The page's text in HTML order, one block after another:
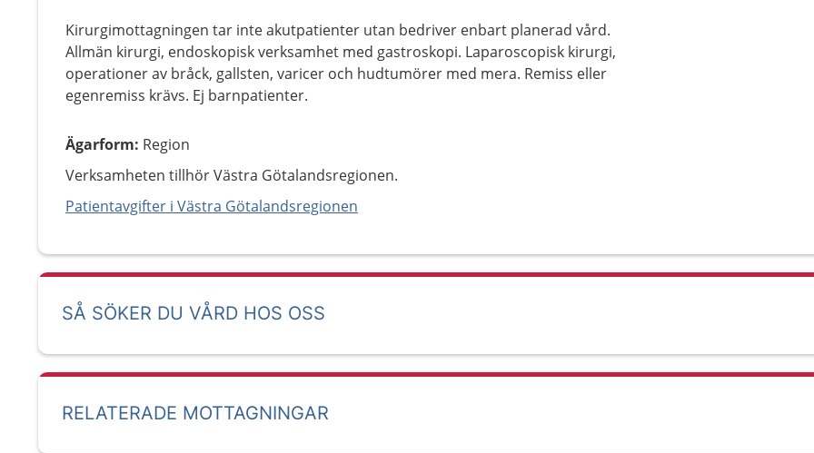
Kirurgimottagningen tar inte akutpatienter utan bedriver enbart planerad vård.
Allmän kirurgi, endoskopisk verksamhet med gastroskopi. Laparoscopisk kirurgi,
operationer av bråck, gallsten, varicer och hudtumörer med mera. Remiss eller
egenremiss krävs. Ej barnpatienter.
Ägarform: Region
Verksamheten tillhör Västra Götalandsregionen.
Patientavgifter i Västra Götalandsregionen
SÅ SÖKER DU VÅRD HOS OSS
RELATERADE MOTTAGNINGAR